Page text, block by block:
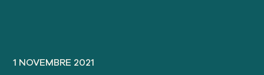
1 NOVEMBRE 2021